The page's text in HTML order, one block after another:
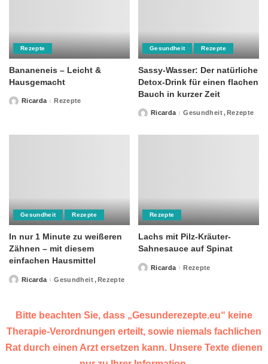
Rezepte
Bananeneis – Leicht &
Hausgemacht
PostedRicarda Rezepte
Gesundheit Rezepte
Sassy-Wasser: Der natürliche
Detox-Drink für einen flachen
Bauch in kurzer Zeit
PostedRicarda Gesundheit Rezepte
Gesundheit Rezepte
In nur 1 Minute zu weißeren
Zähnen – mit diesem
einfachen Hausmittel
PostedRicarda Gesundheit Rezepte
Rezepte
Lachs mit Pilz-Kräuter-
Sahnesauce auf Spinat
PostedRicarda Rezepte
Bitte beachten Sie, dass „Gesunderezepte.eu“ keine
Therapie-Verordnungen erteilt, sowie niemals fachlichen
Rat durch einen Arzt ersetzen kann. Unsere Texte dienen